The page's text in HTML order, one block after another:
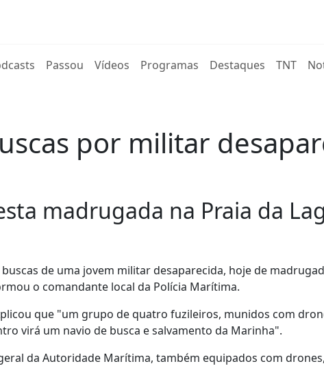
Passou Vídeos Programas Destaques TNT
por militar
madrugada na Praia da
de uma jovem militar desaparecida, hoje de
o comandante local da Polícia Marítima.
que "um grupo de quatro fuzileiros, munidos com
virá um navio de busca e salvamento da Marinha".
da Autoridade Marítima, também equipados com